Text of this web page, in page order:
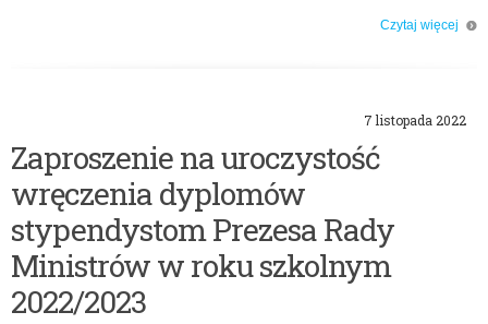
Czytaj więcej
7 listopada 2022
Zaproszenie na uroczystość
wręczenia dyplomów
stypendystom Prezesa Rady
Ministrów w roku szkolnym
2022/2023